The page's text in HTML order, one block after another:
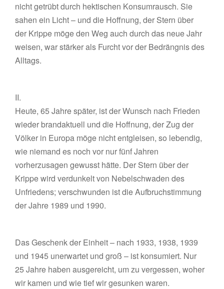
nicht getrübt durch hektischen Konsumrausch. Sie
sahen ein Licht – und die Hoffnung, der Stern über
der Krippe möge den Weg auch durch das neue Jahr
weisen, war stärker als Furcht vor der Bedrängnis des
Alltags.
II.
Heute, 65 Jahre später, ist der Wunsch nach Frieden
wieder brandaktuell und die Hoffnung, der Zug der
Völker in Europa möge nicht entgleisen, so lebendig,
wie niemand es noch vor nur fünf Jahren
vorherzusagen gewusst hätte. Der Stern über der
Krippe wird verdunkelt von Nebelschwaden des
Unfriedens; verschwunden ist die Aufbruchstimmung
der Jahre 1989 und 1990.
Das Geschenk der Einheit – nach 1933, 1938, 1939
und 1945 unerwartet und groß – ist konsumiert. Nur
25 Jahre haben ausgereicht, um zu vergessen, woher
wir kamen und wie tief wir gesunken waren.